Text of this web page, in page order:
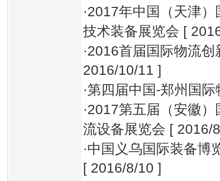
·2017年中国（天津
技术装备展览会 [
·2016首届国际物流创
2016/10/11 ]
·第四届中国-郑州国际
·2017第五届（安徽
流设备展览会 [ 2016/
·中国义乌国际装备博
[ 2016/8/10 ]